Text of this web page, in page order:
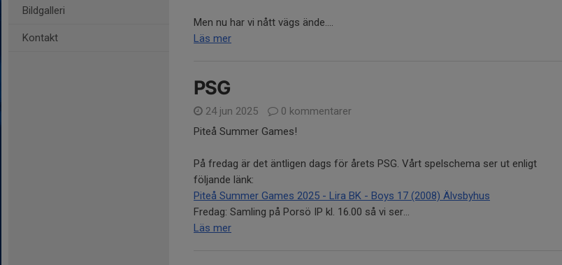
Bildgalleri
Kontakt
Men nu har vi nått vägs ände....
Läs mer
PSG
24 jun 2025
0 kommentarer
Piteå Summer Games!
På fredag är det äntligen dags för årets PSG. Vårt spelschema ser ut enligt
följande länk:
Piteå Summer Games 2025 - Lira BK - Boys 17 (2008) Älvsbyhus
Fredag: Samling på Porsö IP kl. 16.00 så vi ser...
Läs mer